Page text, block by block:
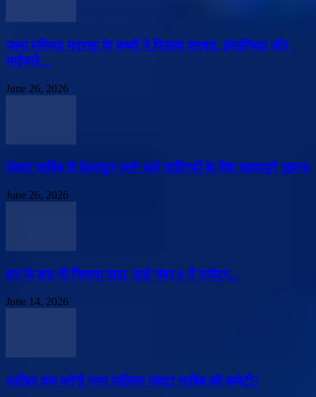
जामा मस्जिद मदरसा के बच्चों ने पिलाया शरबत, इंसानियत और
भाईचारे...
June 26, 2026
पांवटा साहिब से देहरादून जाने वाले यात्रियों के लिए महत्वपूर्ण सूचना
June 26, 2026
हार के बाद भी निभाया वादा, वार्ड नंबर 9 में राजेंद्र...
June 14, 2026
आखिर कब बनेगी नगर पालिका पांवटा साहिब की कमेटी?